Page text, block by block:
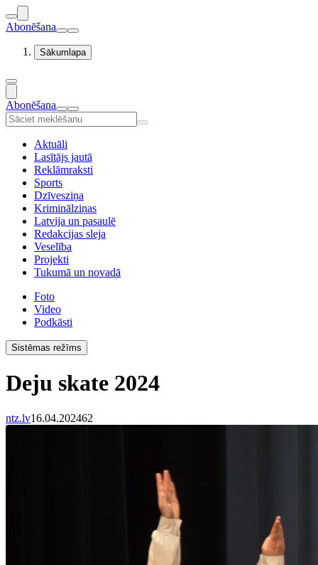
Abonēšana
Sākumlapa
Abonēšana
Aktuāli
Lasītājs jautā
Reklāmraksti
Sports
Dzīvesziņa
Kriminālziņas
Latvija un pasaulē
Redakcijas sleja
Veselība
Projekti
Tukumā un novadā
Foto
Video
Podkāsti
Sistēmas režīms
Deju skate 2024
ntz.lv16.04.202462